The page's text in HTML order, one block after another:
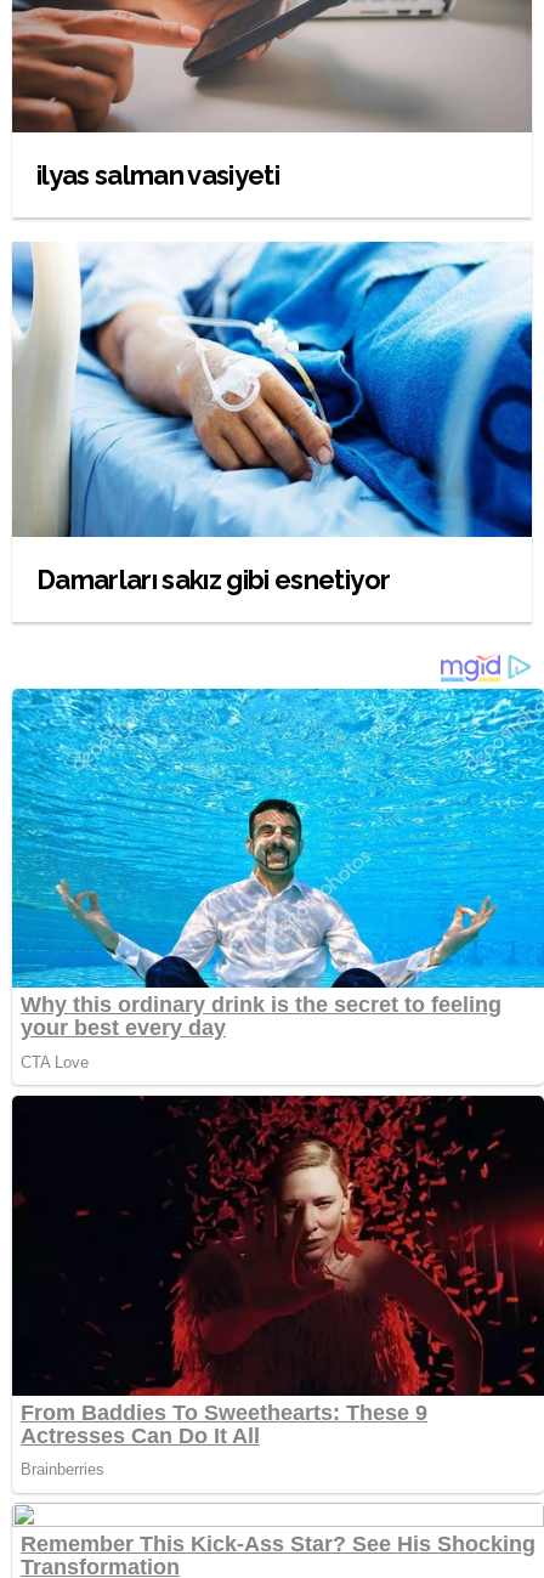
ilyas salman vasiyeti
Damarları sakız gibi esnetiyor